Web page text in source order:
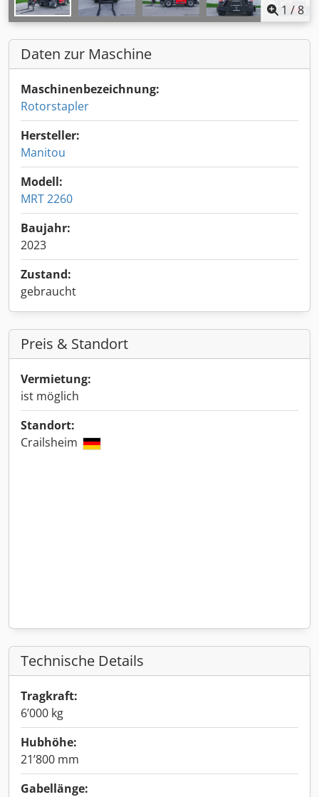
1 /8
Daten zur Maschine
Maschinenbezeichnung:
Rotorstapler
Hersteller:
Manitou
Modell:
MRT 2260
Baujahr:
2023
Zustand:
gebraucht
Preis & Standort
Vermietung:
ist möglich
Standort:
Crailsheim
Technische Details
Tragkraft:
6’000 kg
Hubhöhe:
21’800 mm
Gabellänge: